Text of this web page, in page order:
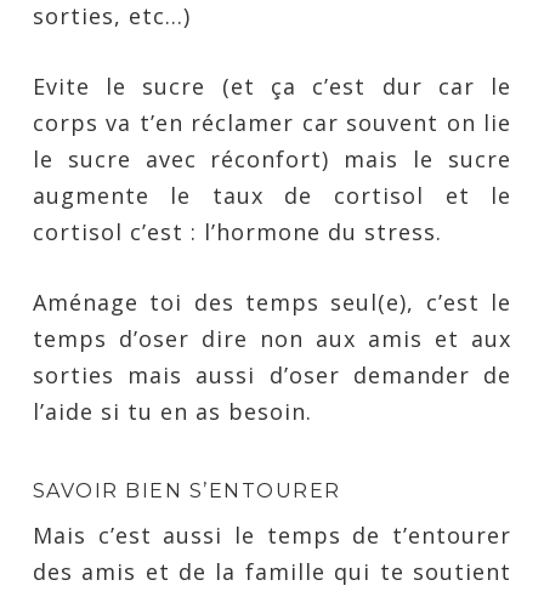
sorties, etc…)
Evite le sucre (et ça c’est dur car le
corps va t’en réclamer car souvent on lie
le sucre avec réconfort) mais le sucre
augmente le taux de cortisol et le
cortisol c’est : l’hormone du stress.
Aménage toi des temps seul(e), c’est le
temps d’oser dire non aux amis et aux
sorties mais aussi d’oser demander de
l’aide si tu en as besoin.
SAVOIR BIEN S’ENTOURER
Mais c’est aussi le temps de t’entourer
des amis et de la famille qui te soutient